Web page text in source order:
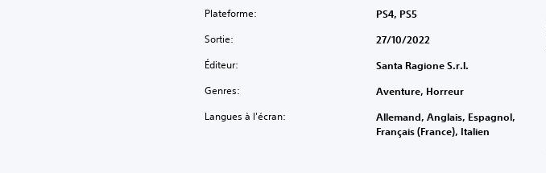
Plateforme: PS4, PS5
Sortie: 27/10/2022
Éditeur: Santa Ragione S.r.l.
Genres: Aventure, Horreur
Langues à l'écran:
Allemand, Anglais, Espagnol,
Français (France), Italien